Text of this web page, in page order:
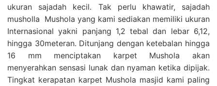
ukuran sajadah kecil. Tak perlu khawatir, sajadah
musholla Mushola yang kami sediakan memiliki ukuran
Internasional yakni panjang 1,2 tebal dan lebar 6,12,
hingga 30meteran. Ditunjang dengan ketebalan hingga
16 mm menciptakan karpet Mushola akan
menyerahkan sensasi lunak dan nyaman ketika dipijak.
Tingkat kerapatan karpet Mushola masjid kami paling